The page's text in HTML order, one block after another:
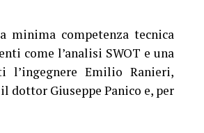
competenza tecnica
come l’analisi SWOT e una
l’ingegnere Emilio Ranieri,
dottor Giuseppe Panico e, per